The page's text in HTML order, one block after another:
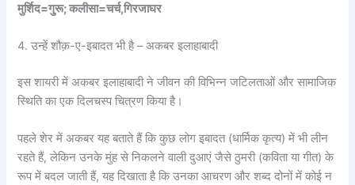
मुर्शिद=गु्रू; कलीसा=चर्च,गिरजाघर
4. उन्हें शौक़-ए-इबादत भी है – अकबर इलाहाबादी
इस शायरी में अकबर इलाहाबादी ने जीवन की विभिन्न जटिलताओं और सामाजिक
स्थिति का एक दिलचस्प चित्रण किया है।
पहले शेर में अकबर यह बताते हैं कि कुछ लोग इबादत (धार्मिक कृत्य) में भी लीन
रहते हैं, लेकिन उनके मुंह से निकलने वाली दुआएं जैसे ठुमरी (कविता या गीत) के
रूप में बदल जाती हैं, यह दिखाता है कि उनका आचरण और शब्द दोनों में कोई न